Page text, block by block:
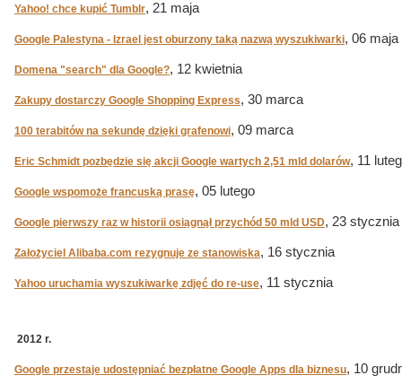
Yahoo! chce kupić Tumblr, 21 maja
Google Palestyna - Izrael jest oburzony taką nazwą wyszukiwarki, 06 maja
Domena "search" dla Google?, 12 kwietnia
Zakupy dostarczy Google Shopping Express, 30 marca
100 terabitów na sekundę dzięki grafenowi, 09 marca
Eric Schmidt pozbędzie się akcji Google wartych 2,51 mld dolarów, 11
Google wspomoże francuską prasę, 05 lutego
Google pierwszy raz w historii osiągnął przychód 50 mld USD, 23 stycznia
Założyciel Alibaba.com rezygnuje ze stanowiska, 16 stycznia
Yahoo uruchamia wyszukiwarkę zdjęć do re-use, 11 stycznia
2012 r.
Google przestaje udostępniać bezpłatne Google Apps dla biznesu, 10